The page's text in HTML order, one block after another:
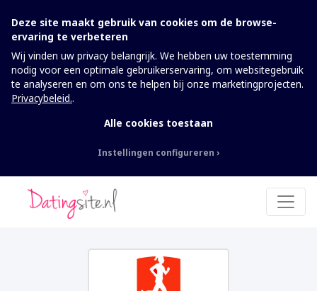
Deze site maakt gebruik van cookies om de browse-
ervaring te verbeteren
Wij vinden uw privacy belangrijk. We hebben uw toestemming
nodig voor een optimale gebruikerservaring, om websitegebruik
te analyseren en om ons te helpen bij onze marketingprojecten.
Privacybeleid..
Alle cookies toestaan
Instellingen configureren
Nodig
Deze cookies kunnen niet worden